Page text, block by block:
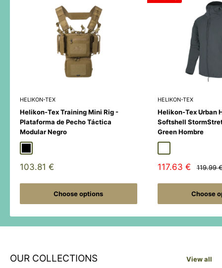
HELIKON-TEX
Helikon-Tex Training Mini Rig -
Plataforma de Pecho Táctica
Modular Negro
Sale
103.81 €
Choose options
HELIKON-TEX
Helikon-Tex Urban
Softshell
Green Hombre
Sale
117.63 €
Regular
119.99
Choose
OUR COLLECTIONS View all